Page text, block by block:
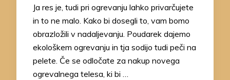
Ja res je, tudi pri ogrevanju lahko privarčujete
in to ne malo. Kako bi dosegli to, vam bomo
obrazložili v nadaljevanju. Poudarek dajemo
ekološkem ogrevanju in tja sodijo tudi peči na
pelete. Če se odločate za nakup novega
ogrevalnega telesa, ki bi …